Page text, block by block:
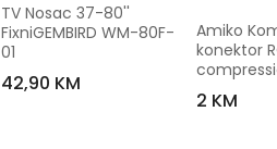
TV Nosac 37-80''
FixniGEMBIRD WM-80F-
01
42,90 KM
Amiko
konektor
2 KM